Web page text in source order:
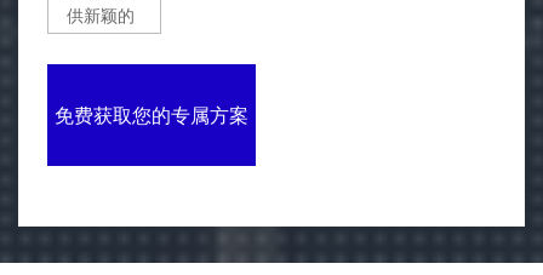
免费获取您的专属方案